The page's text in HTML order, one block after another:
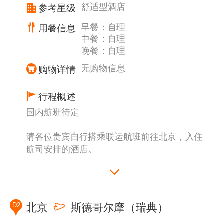
参考星级
舒适型酒店
用餐信息
早餐：自理
中餐：自理
晚餐：自理
购物详情 无购物信息
行程概述
国内航班待定
请各位贵宾自行搭乘联运航班前往北京，入住
航司安排的酒店。
消，后果自负。
D2 北京 斯德哥尔摩（瑞典）